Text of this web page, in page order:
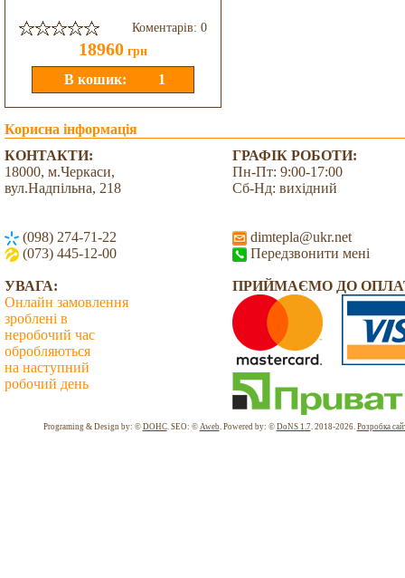
Коментарів: 0
18960 грн
Корисна інформація
КОНТАКТИ:
18000, м.Черкаси,
вул.Надпільна, 218
(098) 274-71-22
(073) 445-12-00
ГРАФІК РОБОТИ:
Пн-Пт: 9:00-17:00
Сб-Нд: вихідний
dimtepla@ukr.net
Передзвонити мені
УВАГА:
Онлайн замовлення
зроблені в
неробочий час
обробляються
на наступний
робочий день
ПРИЙМАЄМО ДО
Programing & Design by: © DOHC. SEO: © Aweb. Powered by: © DoNS 1.7. 2018-2026. Розробка